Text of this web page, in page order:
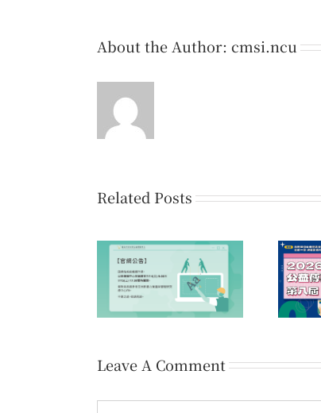
About the Author: cmsi.ncu
Related Posts
第八屆公益傳播獎 初賽
佳作名單公告
Leave A Comment